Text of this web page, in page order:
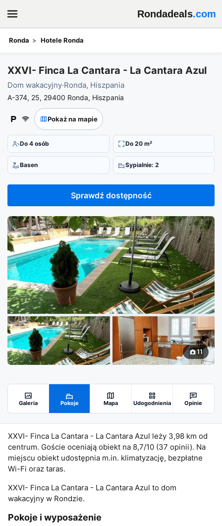
Rondadeals.com
Ronda Hotele Ronda
Dokonaj rezerwacji w XXVI- Finca La Cantara - La Cantara Azul
XXVI- Finca La Cantara - La Cantara Azul
Dom wakacyjny·Ronda, Hiszpania
A-374, 25, 29400 Ronda, Hiszpania
Pokaż na mapie
Do 4 osób Do 20 m²
Basen Sypialnie: 2
Sprawdź dostępność
11
Galeria Pokoje Mapa Udogodnienia Opinie
XXVI- Finca La Cantara - La Cantara Azul leży 3,98 km od
centrum. Goście oceniają obiekt na 8,7/10 (37 opinii). Na
miejscu obiekt udostępnia m.in. klimatyzację, bezpłatne
Wi-Fi oraz taras.
XXVI- Finca La Cantara - La Cantara Azul to dom
wakacyjny w Rondzie.
Pokoje i wyposażenie